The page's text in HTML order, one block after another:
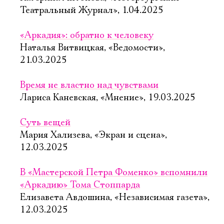
Театральный Журнал», 1.04.2025
«Аркадия»: обратно к человеку
Наталья Витвицкая, «Ведомости»,
21.03.2025
Время не властно над чувствами
Лариса Каневская, «Мнение», 19.03.2025
Суть вещей
Мария Хализева, «Экран и сцена»,
12.03.2025
В «Мастерской Петра Фоменко» вспомнили
«Аркадию» Тома Стоппарда
Елизавета Авдошина, «Независимая газета»,
12.03.2025